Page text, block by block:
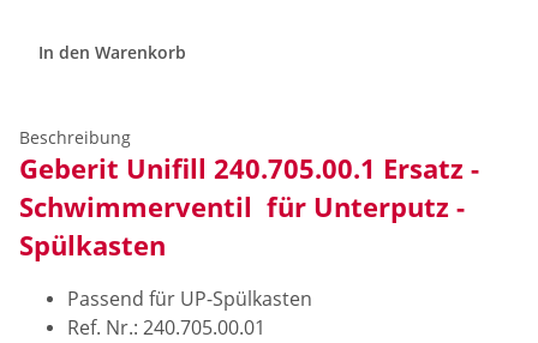
In den Warenkorb
Beschreibung
Geberit Unifill 240.705.00.1 Ersatz -
Schwimmerventil für Unterputz -
Spülkasten
Passend für UP-Spülkasten
Ref. Nr.: 240.705.00.01